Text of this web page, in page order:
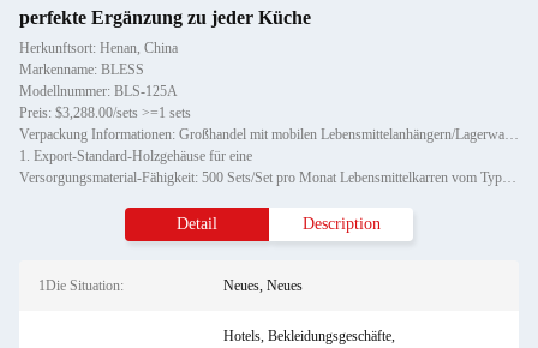
perfekte Ergänzung zu jeder Küche
Herkunftsort: Henan, China
Markenname: BLESS
Modellnummer: BLS-125A
Preis: $3,288.00/sets >=1 sets
Verpackung Informationen: Großhandel mit mobilen Lebensmittelanhängern/Lagerwagen
1. Export-Standard-Holzgehäuse für eine
Versorgungsmaterial-Fähigkeit: 500 Sets/Set pro Monat Lebensmittelkarren vom Typ Bus
Detail Description
1Die Situation: Neues, Neues
Hotels, Bekleidungsgeschäfte,